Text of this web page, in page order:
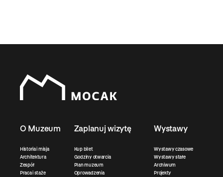
O Muzeum
Historia i misja
Architektura
Zespół
Praca i staże
Zaplanuj wizytę
Kup bilet
Godziny otwarcia
Plan muzeum
Oprowadzenia
Wystawy
Wystawy czasowe
Wystawy stałe
Archiwum
Projekty